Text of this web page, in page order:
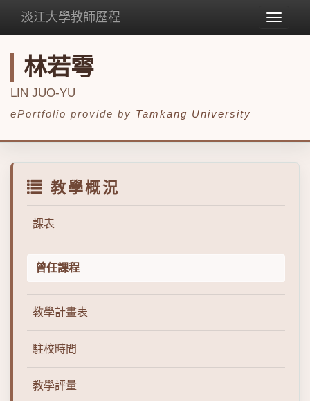
Toggle
淡江大學教師歷程
林若雩
LIN JUO-YU
ePortfolio provide by Tamkang University
教學概況
課表
曾任課程
教學計畫表
駐校時間
教學評量